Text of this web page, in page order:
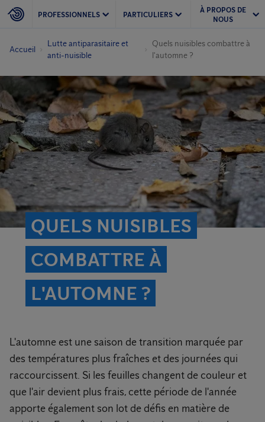
PROFESSIONNELS PARTICULIERS
À PROPOS DE
NOUS
Accueil
Lutte antiparasitaire et
anti-nuisible
Quels nuisibles combattre à
l'automne ?
QUELS NUISIBLES
COMBATTRE À
L'AUTOMNE ?
L'automne est une saison de transition marquée par
des températures plus fraîches et des journées qui
raccourcissent. Si les feuilles changent de couleur et
que l'air devient plus frais, cette période de l'année
apporte également son lot de défis en matière de